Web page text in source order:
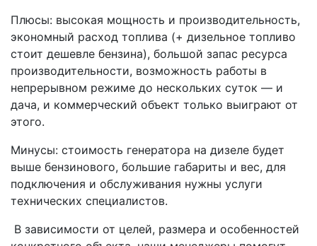
Плюсы: высокая мощность и производительность,
экономный расход топлива (+ дизельное топливо
стоит дешевле бензина), большой запас ресурса
производительности, возможность работы в
непрерывном режиме до нескольких суток — и
дача, и коммерческий объект только выиграют от
этого.
Минусы: стоимость генератора на дизеле будет
выше бензинового, большие габариты и вес, для
подключения и обслуживания нужны услуги
технических специалистов.
В зависимости от целей, размера и особенностей